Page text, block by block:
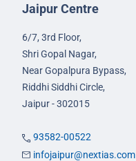
Jaipur Centre
6/7, 3rd Floor,
Shri Gopal Nagar,
Near Gopalpura Bypass,
Riddhi Siddhi Circle,
Jaipur - 302015
93582-00522
infojaipur@nextias.com